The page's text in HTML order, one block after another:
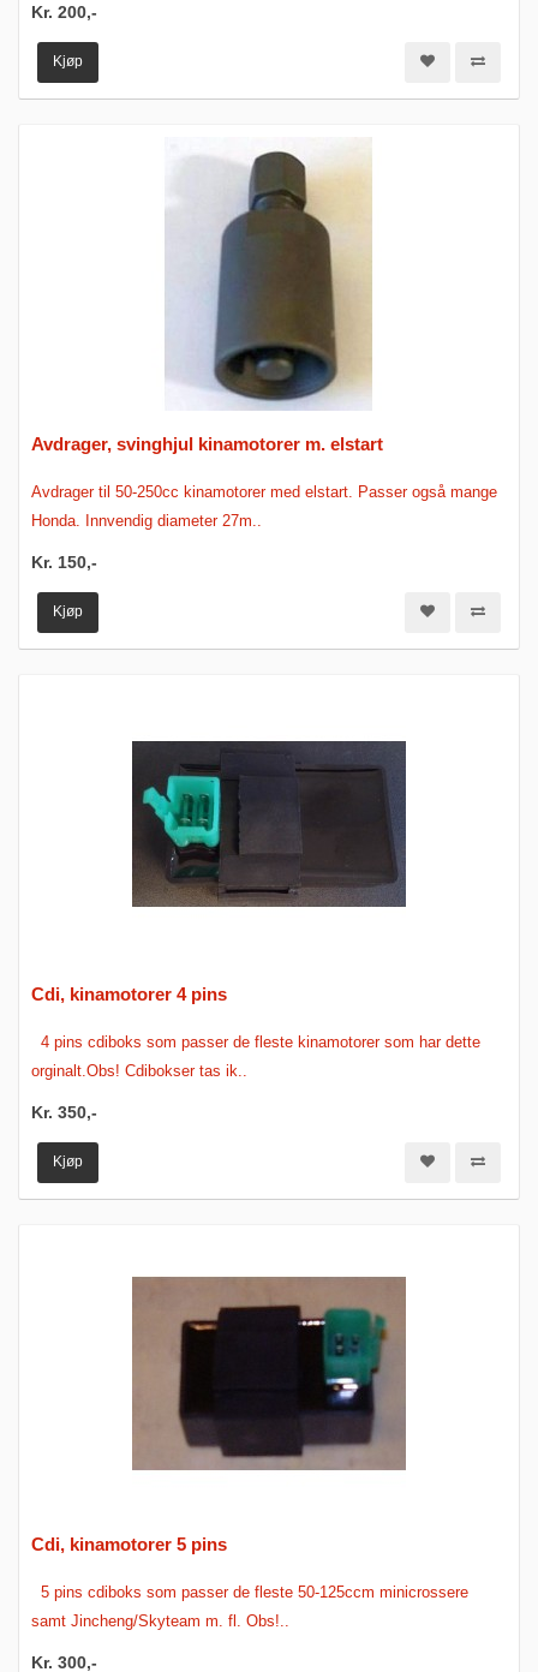
Kr. 200,-
Kjøp
Avdrager, svinghjul kinamotorer m. elstart
Avdrager til 50-250cc kinamotorer med elstart. Passer også mange
Honda. Innvendig diameter 27m..
Kr. 150,-
Kjøp
Cdi, kinamotorer 4 pins
4 pins cdiboks som passer de fleste kinamotorer som har dette
orginalt.Obs! Cdibokser tas ik..
Kr. 350,-
Kjøp
Cdi, kinamotorer 5 pins
5 pins cdiboks som passer de fleste 50-125ccm minicrossere
samt Jincheng/Skyteam m. fl. Obs!..
Kr. 300,-